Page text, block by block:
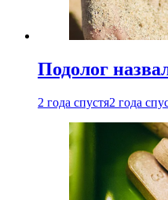
Подолог
2 года спустя2 года